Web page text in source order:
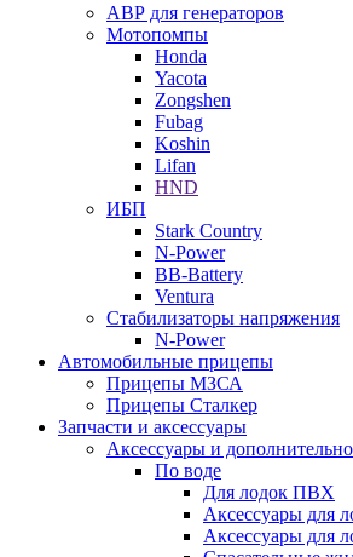
АВР для генераторов
Мотопомпы
Honda
Yacota
Zongshen
Fubag
Koshin
Lifan
HND
ИБП
Stark Country
N-Power
BB-Battery
Ventura
Стабилизаторы напряжения
N-Power
Автомобильные прицепы
Прицепы МЗСА
Прицепы Сталкер
Запчасти и аксессуары
Аксессуары и
По воде
Для лодок ПВХ
Аксессуары для
Аксессуары для